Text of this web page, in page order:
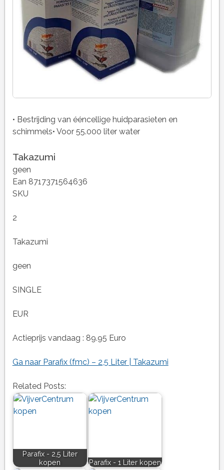
• Bestrijding van ééncellige huidparasieten en
schimmels• Voor 55.000 liter water
Takazumi
geen
Ean 8717371564636
SKU
2
Takazumi
geen
SINGLE
EUR
Actieprijs vandaag : 89.95 Euro
Ga naar Parafix (fmc) – 2,5 Liter | Takazumi
Related Posts:
Parafix - 2,5 Liter
kopen
Parafix - 1 Liter kopen